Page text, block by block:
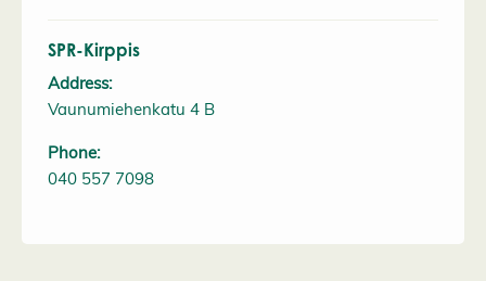
SPR-Kirppis
Address:
Vaunumiehenkatu 4 B
Phone:
040 557 7098